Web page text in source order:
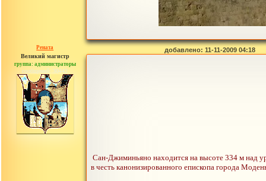
Рената
Великий магистр
группа: администраторы
сообщений: 30442
добавлено: 11-11-2009 04:18
Сан-Джиминьяно находится на высоте 334 м над
в честь канонизированного епископа города